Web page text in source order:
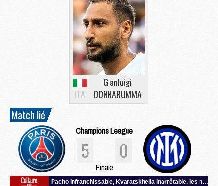
ITA
Gianluigi
DONNARUMMA
Match lié
Champions League
5 0
Finale